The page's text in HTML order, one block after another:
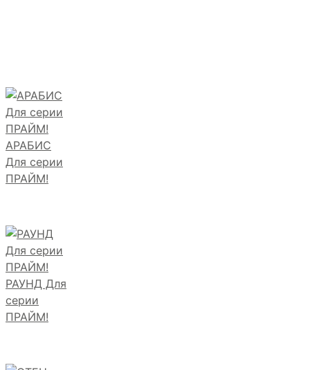
АРАБИС
Для серии
ПРАЙМ!
РАУНД Для
серии
ПРАЙМ!